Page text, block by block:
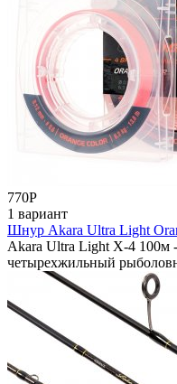
770Р
1 вариант
Шнур Akara Ultra Light
Akara Ultra Light X-4 100м
четырехжильный